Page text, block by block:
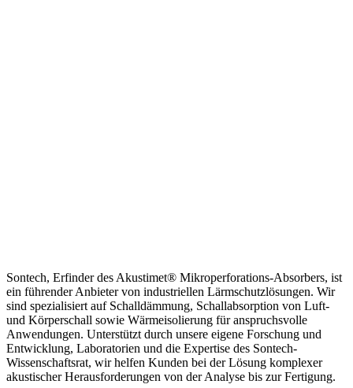
Sontech, Erfinder des Akustimet® Mikroperforations-Absorbers, ist
ein führender Anbieter von industriellen Lärmschutzlösungen. Wir
sind spezialisiert auf Schalldämmung, Schallabsorption von Luft-
und Körperschall sowie Wärmeisolierung für anspruchsvolle
Anwendungen. Unterstützt durch unsere eigene Forschung und
Entwicklung, Laboratorien und die Expertise des Sontech-
Wissenschaftsrat, wir helfen Kunden bei der Lösung komplexer
akustischer Herausforderungen von der Analyse bis zur Fertigung.